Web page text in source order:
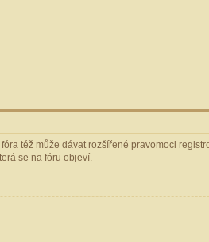
též může dávat rozšířené pravomoci
se na fóru objeví.